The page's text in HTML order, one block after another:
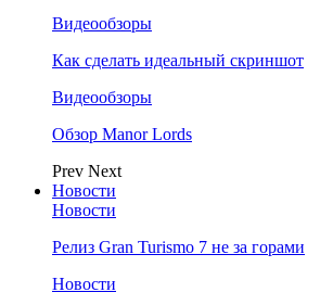
Видеообзоры
Как сделать идеальный скриншот
Видеообзоры
Обзор Manor Lords
Prev Next
Новости
Новости
Релиз Gran Turismo 7 не за горами
Новости